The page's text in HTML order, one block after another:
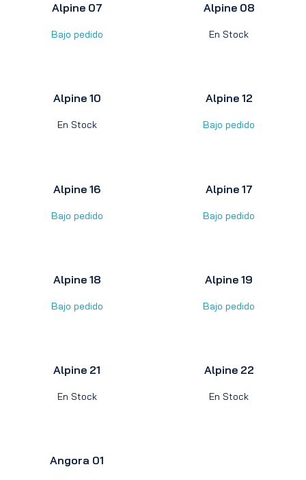
Alpine 07
Bajo pedido
Alpine 08
En Stock
Alpine 10
En Stock
Alpine 12
Bajo pedido
Alpine 16
Bajo pedido
Alpine 17
Bajo pedido
Alpine 18
Bajo pedido
Alpine 19
Bajo pedido
Alpine 21
En Stock
Alpine 22
En Stock
Angora 01